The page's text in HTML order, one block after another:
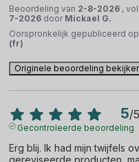
Beoordeling van 2-8-2026 ,
7-2026 door Mickael G.
Oorspronkelijk gepubliceerd
(fr)
Originele beoordeling
5/5
Gecontroleerde beoordeling
Erg blij. Ik had mijn twijfels
gereviseerde producten,